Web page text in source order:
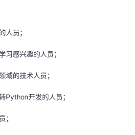
人员；
习感兴趣的人员；
域的技术人员；
Python开发的人员；
；